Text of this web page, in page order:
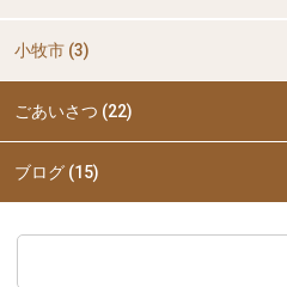
小牧市 (3)
ごあいさつ (22)
ブログ (15)